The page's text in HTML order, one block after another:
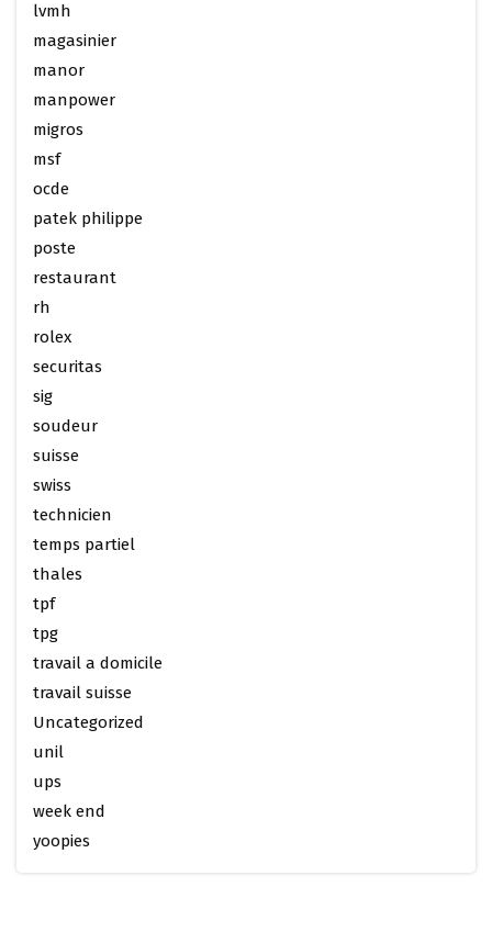
lvmh
magasinier
manor
manpower
migros
msf
ocde
patek philippe
poste
restaurant
rh
rolex
securitas
sig
soudeur
suisse
swiss
technicien
temps partiel
thales
tpf
tpg
travail a domicile
travail suisse
Uncategorized
unil
ups
week end
yoopies